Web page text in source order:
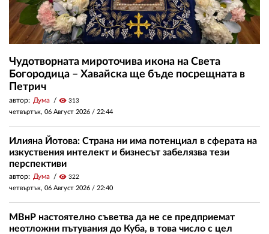
Чудотворната мироточива икона на Света
Богородица – Хавайска ще бъде посрещната в
Петрич
автор: Дума visibility 313
четвъртък, 06 Август 2026 / 22:44
Илияна Йотова: Страна ни има потенциал в сферата на
изкуствения интелект и бизнесът забелязва тези
перспективи
автор: Дума visibility 322
четвъртък, 06 Август 2026 / 22:40
МВнР настоятелно съветва да не се предприемат
неотложни пътувания до Куба, в това число с цел